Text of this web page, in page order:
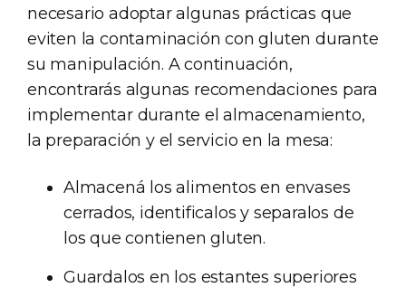
necesario adoptar algunas prácticas que
eviten la contaminación con gluten durante
su manipulación. A continuación,
encontrarás algunas recomendaciones para
implementar durante el almacenamiento,
la preparación y el servicio en la mesa:
Almacená los alimentos en envases
cerrados, identificalos y separalos de
los que contienen gluten.
Guardalos en los estantes superiores